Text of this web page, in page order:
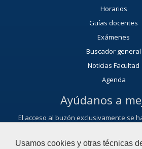
Usamos cookies y otras técnicas
Horarios
Guías docentes
Exámenes
Buscador general
Noticias Facultad
Agenda
Ayúdanos a
El acceso al buzón exclusivamente se